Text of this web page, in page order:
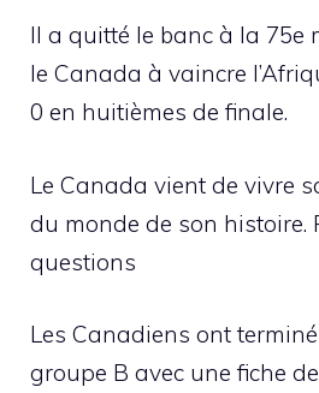
Il a quitté le banc à la 75e
le Canada à vaincre
0 en huitièmes de finale.
Le Canada vient de vivre
du monde de son histoire.
questions
Les Canadiens ont
groupe B avec une fiche